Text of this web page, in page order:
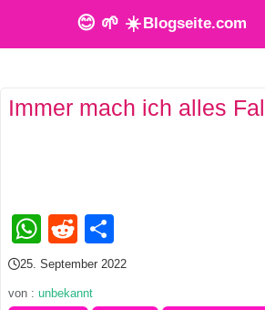
😊 🌱 ☀️Blogseite.com
n
n
e
T
Immer mach ich alles
WhatsApp
Reddit
25. September 2022
von : unbekannt